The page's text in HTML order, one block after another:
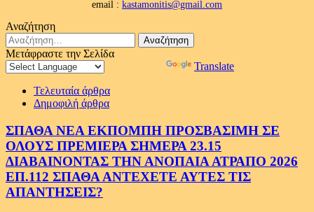
email : kastamonitis@gmail.com
Αναζήτηση
Αναζήτηση
για:
Μετάφραστε την Σελίδα
Translate
Τελευταία άρθρα
Δημοφιλή άρθρα
ΣΠΑΘΑ ΝΕΑ ΕΚΠΟΜΠΗ ΠΡΟΣΒΑΣΙΜΗ ΣΕ
ΟΛΟΥΣ ΠΡΕΜΙΕΡΑ ΣΗΜΕΡΑ 23.15
ΔΙΑΒΑΙΝΟΝΤΑΣ ΤΗΝ ΑΝΟΠΑΙΑ ΑΤΡΑΠΟ 2026
ΕΠ.112 ΣΠΑΘΑ ΑΝΤΕΧΕΤΕ ΑΥΤΕΣ ΤΙΣ
ΑΠΑΝΤΗΣΕΙΣ?